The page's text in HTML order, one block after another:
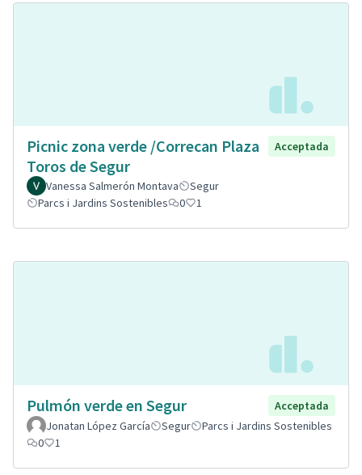
Picnic zona verde /Correcan Plaza
Toros de Segur
Acceptada
Vanessa Salmerón Montava
Segur
Parcs i Jardins Sostenibles
0 1
Pulmón verde en Segur
Acceptada
Jonatan López García
Segur
Parcs i Jardins Sostenibles
0
1